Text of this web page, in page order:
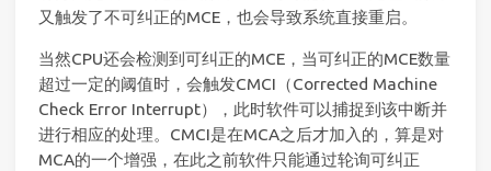
又触发了不可纠正的MCE，也会导致系统直接重启。
当然CPU还会检测到可纠正的MCE，当可纠正的MCE数量
超过一定的阈值时，会触发CMCI（Corrected Machine
Check Error Interrupt），此时软件可以捕捉到该中断并
进行相应的处理。CMCI是在MCA之后才加入的，算是对
MCA的一个增强，在此之前软件只能通过轮询可纠正